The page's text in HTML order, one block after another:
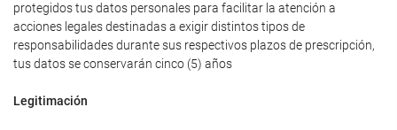
protegidos tus datos personales para facilitar la atención a
acciones legales destinadas a exigir distintos tipos de
responsabilidades durante sus respectivos plazos de prescripción,
tus datos se conservarán cinco (5) años
Legitimación